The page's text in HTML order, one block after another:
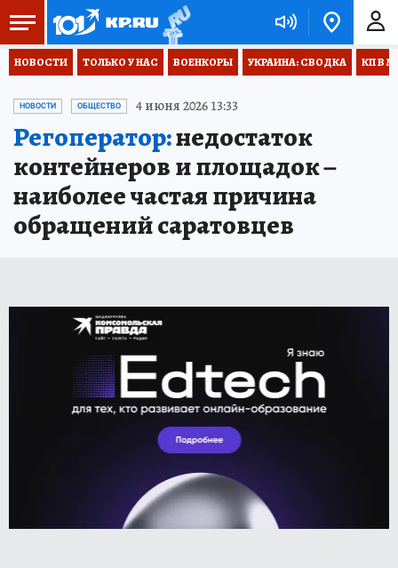
НОВОСТИ ТОЛЬКО У НАС ВОЕНКОРЫ УКРАИНА: СВОДКА КП В
НОВОСТИ ОБЩЕСТВО 4 июня 2026 13:33
Регоператор:недостаток
контейнеров и площадок –
наиболее частая причина
обращений саратовцев